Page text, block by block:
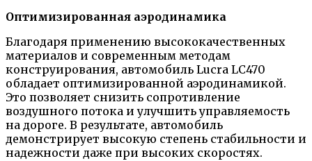
Оптимизированная аэродинамика
Благодаря применению высококачественных
материалов и современным методам
конструирования, автомобиль Lucra LC470
обладает оптимизированной аэродинамикой.
Это позволяет снизить сопротивление
воздушного потока и улучшить управляемость
на дороге. В результате, автомобиль
демонстрирует высокую степень стабильности и
надежности даже при высоких скоростях.